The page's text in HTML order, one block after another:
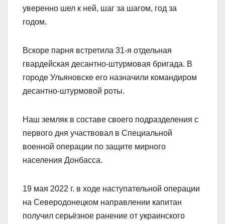
уверенно шел к ней, шаг за шагом, год за
годом.
Вскоре парня встретила 31-я отдельная
гвардейская десантно-штурмовая бригада. В
городе Ульяновске его назначили командиром
десантно-штурмовой роты.
Наш земляк в составе своего подразделения с
первого дня участвовал в Специальной
военной операции по защите мирного
населения Донбасса.
19 мая 2022 г. в ходе наступательной операции
на Северодонецком направлении капитан
получил серьёзное ранение от украинского